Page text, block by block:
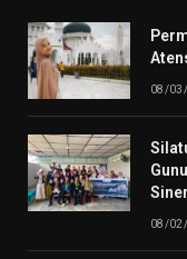
08/
08/